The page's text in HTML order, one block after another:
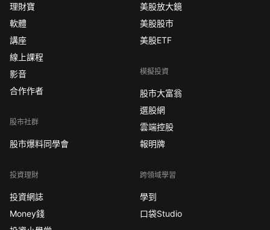
理財寶
軟體
講座
線上課程
影音
合作作者
股市社群
股市爆料同學會
投資理財
投資網誌
Money錢
美股放大鏡
美股股市
美股ETF
模擬投資
股市大富翁
選股網
雲端控股
報明牌
跨領域學習
學到
口袋Studio